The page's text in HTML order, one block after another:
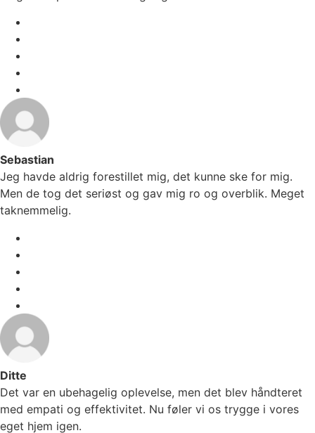
Sebastian
Jeg havde aldrig forestillet mig, det kunne ske for mig.
Men de tog det seriøst og gav mig ro og overblik. Meget
taknemmelig.
Ditte
Det var en ubehagelig oplevelse, men det blev håndteret
med empati og effektivitet. Nu føler vi os trygge i vores
eget hjem igen.